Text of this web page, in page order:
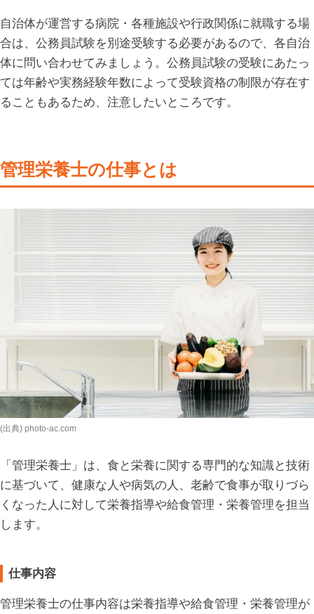
自治体が運営する病院・各種施設や行政関係に就職する場
合は、公務員試験を別途受験する必要があるので、各自治
体に問い合わせてみましょう。公務員試験の受験にあたっ
ては年齢や実務経験年数によって受験資格の制限が存在す
ることもあるため、注意したいところです。
管理栄養士の仕事とは
(出典) photo-ac.com
「管理栄養士」は、食と栄養に関する専門的な知識と技術
に基づいて、健康な人や病気の人、老齢で食事が取りづら
くなった人に対して栄養指導や給食管理・栄養管理を担当
します。
仕事内容
管理栄養士の仕事内容は栄養指導や給食管理・栄養管理が